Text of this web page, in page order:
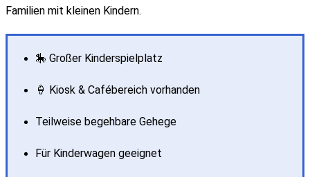
Familien mit kleinen Kindern.
🎠 Großer Kinderspielplatz
🍦 Kiosk & Cafébereich vorhanden
Teilweise begehbare Gehege
Für Kinderwagen geeignet